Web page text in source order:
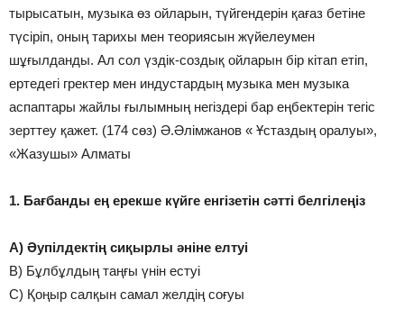
тырысатын, музыка өз ойларын, түйгендерін қағаз бетіне
түсіріп, оның тарихы мен теориясын жүйелеумен
шұғылданды. Ал сол үздік-создық ойларын бір кітап етіп,
ертедегі гректер мен индустардың музыка мен музыка
аспаптары жайлы ғылымның негіздері бар еңбектерін тегіс
зерттеу қажет. (174 сөз) Ә.Әлімжанов « Ұстаздың оралуы»,
«Жазушы» Алматы
1. Бағбанды ең ерекше күйге енгізетін сәтті белгілеңіз
A) Әупілдектің сиқырлы әніне елтуі
B) Бұлбұлдың таңғы үнін естуі
C) Қоңыр салқын самал желдің соғуы